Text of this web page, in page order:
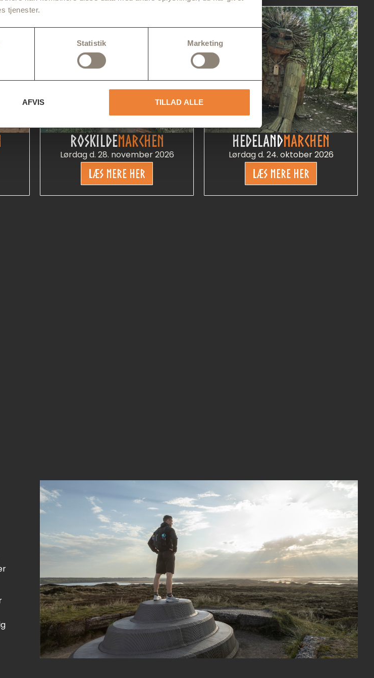
tjenester.
Statistik Marketing
AFVIS TILLAD ALLE
ROSKILDEMARCHEN
Lørdag d. 28. november 2026
LÆS MERE HER
HEDELANDMARCHEN
Lørdag d. 24. oktober 2026
LÆS MERE HER